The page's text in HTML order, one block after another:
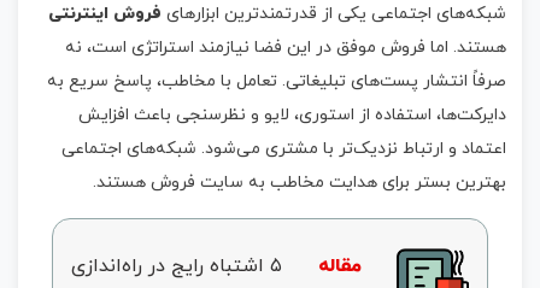
شبکه‌های اجتماعی یکی از قدرتمندترین ابزارهای فروش اینترنتی
هستند. اما فروش موفق در این فضا نیازمند استراتژی است، نه
صرفاً انتشار پست‌های تبلیغاتی. تعامل با مخاطب، پاسخ سریع به
دایرکت‌ها، استفاده از استوری، لایو و نظرسنجی باعث افزایش
اعتماد و ارتباط نزدیک‌تر با مشتری می‌شود. شبکه‌های اجتماعی
بهترین بستر برای هدایت مخاطب به سایت فروش هستند.
مقاله
۵ اشتباه رایج در راه‌اندازی